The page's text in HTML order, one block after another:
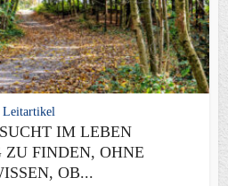
Leitartikel
IM LEBEN
ZU FINDEN, OHNE
OB...